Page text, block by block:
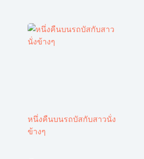
หนึ่งคืนบนรถบัสกับสาวนั่ง
ข้างๆ